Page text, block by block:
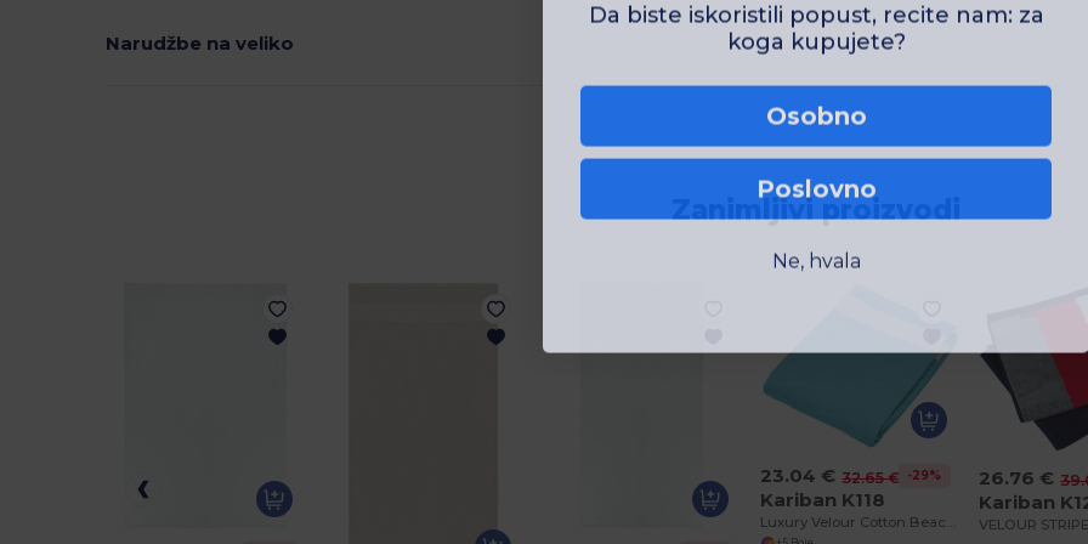
Narudžbe na veliko
Zanimljivi proizvodi
23.04 € 32.65 € -29%
Kariban K118
Luxury Velour Cotton Beach Towel with White Bands
26.76 €
Kariban
Da biste iskoristili popust, recite nam: za
koga kupujete?
Osobno
Poslovno
Ne, hvala